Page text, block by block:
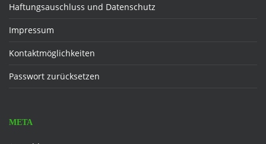
Haftungsauschluss und Datenschutz
Impressum
Kontaktmöglichkeiten
Passwort zurücksetzen
META